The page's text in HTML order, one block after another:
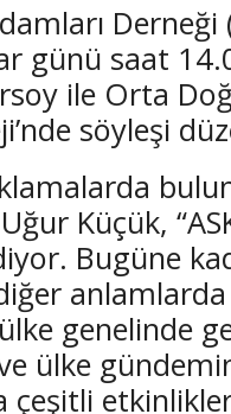
Derneği
günü saat
ile Orta
söyleşi
Küçük,
Bugüne
genelinde
ülke
çeşitli